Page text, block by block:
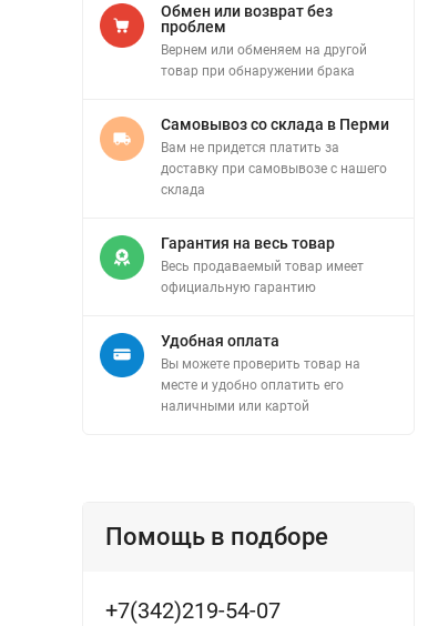
Обмен или возврат без
проблем
Вернем или обменяем на другой
товар при обнаружении брака
Самовывоз со склада в Перми
Вам не придется платить за
доставку при самовывозе с нашего
склада
Гарантия на весь товар
Весь продаваемый товар имеет
официальную гарантию
Удобная оплата
Вы можете проверить товар на
месте и удобно оплатить его
наличными или картой
Помощь в подборе
+7(342)219-54-07